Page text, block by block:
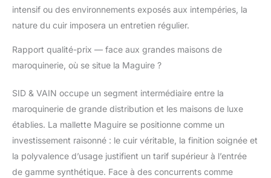
intensif ou des environnements exposés aux intempéries, la
nature du cuir imposera un entretien régulier.
Rapport qualité-prix — face aux grandes maisons de
maroquinerie, où se situe la Maguire ?
SID & VAIN occupe un segment intermédiaire entre la
maroquinerie de grande distribution et les maisons de luxe
établies. La mallette Maguire se positionne comme un
investissement raisonné : le cuir véritable, la finition soignée et
la polyvalence d’usage justifient un tarif supérieur à l’entrée
de gamme synthétique. Face à des concurrents comme